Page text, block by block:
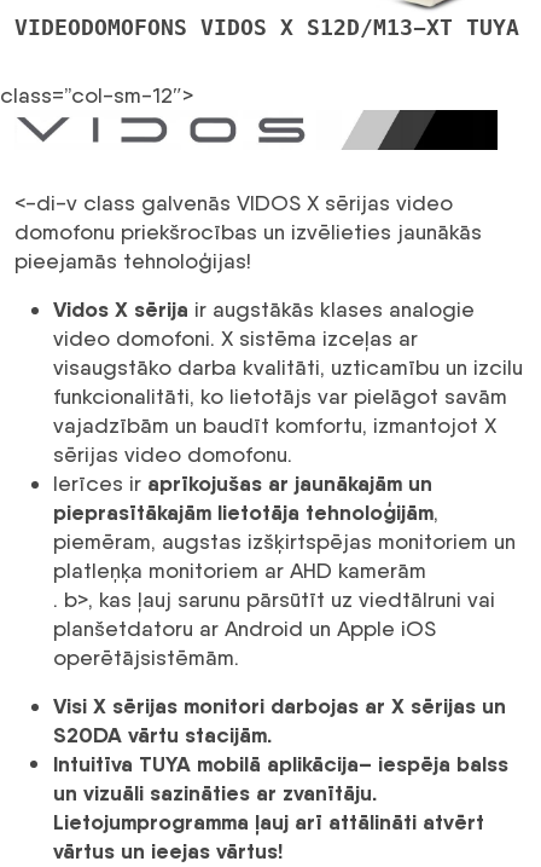
VIDEODOMOFONS VIDOS X S12D/M13-XT TUYA
class=”col-sm-12″>
<-di-v class galvenās VIDOS X sērijas video
domofonu priekšrocības un izvēlieties jaunākās
pieejamās tehnoloģijas!
Vidos X sērija ir augstākās klases analogie
video domofoni. X sistēma izceļas ar
visaugstāko darba kvalitāti, uzticamību un izcilu
funkcionalitāti, ko lietotājs var pielāgot savām
vajadzībām un baudīt komfortu, izmantojot X
sērijas video domofonu.
Ierīces ir aprīkojušas ar jaunākajām un
pieprasītākajām lietotāja tehnoloģijām,
piemēram, augstas izšķirtspējas monitoriem un
platleņķa monitoriem ar AHD kamerām
. b>, kas ļauj sarunu pārsūtīt uz viedtālruni vai
planšetdatoru ar Android un Apple iOS
operētājsistēmām.
Visi X sērijas monitori darbojas ar X sērijas un
S20DA vārtu stacijām.
Intuitīva TUYA mobilā aplikācija– iespēja balss
un vizuāli sazināties ar zvanītāju.
Lietojumprogramma ļauj arī attālināti atvērt
vārtus un ieejas vārtus!